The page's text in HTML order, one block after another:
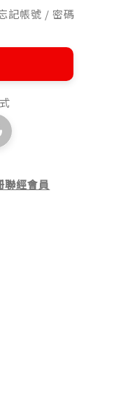
記帳號 / 密碼
聯經會員